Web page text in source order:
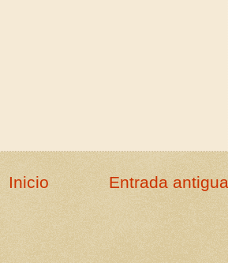
Entrada antigua
Inicio